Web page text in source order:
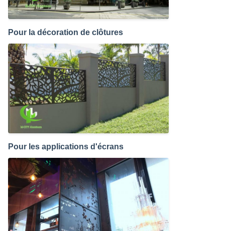
Pour la décoration de clôtures
Pour les applications d'écrans